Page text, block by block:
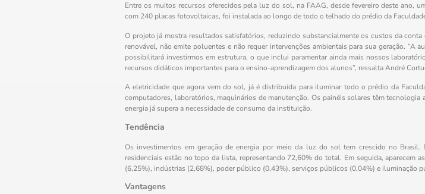
Entre os muitos recursos oferecidos pela luz do sol, na FAAG, desde fevereiro deste ano,
com 240 placas fotovoltaicas, foi instalada ao longo de todo o telhado do prédio da
O projeto já mostra resultados satisfatórios, reduzindo substancialmente os custos da
renovável, não emite poluentes e não requer intervenções ambientais para sua geração. “A
possibilitará investirmos em estrutura, o que inclui paramentar ainda mais nossos
recursos didáticos importantes para o ensino-aprendizagem dos alunos”, ressalta André
A eletricidade que agora vem do sol, já é distribuída para iluminar todo o prédio da
computadores, laboratórios, maquinários de manutenção. Os painéis solares têm
energia já supera a necessidade de consumo da instituição.
Tendência
Os investimentos em geração de energia por meio da luz do sol tem crescido no
residenciais estão no topo da lista, representando 72,60% do total. Em seguida, aparecem
(6,25%), indústrias (2,68%), poder público (0,43%), serviços públicos (0,04%) e iluminação
Vantagens